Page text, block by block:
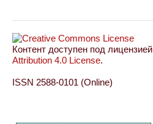
Контент доступен под лицензией
Attribution 4.0 License.
ISSN 2588-0101 (Online)